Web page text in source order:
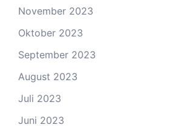
November 2023
Oktober 2023
September 2023
August 2023
Juli 2023
Juni 2023